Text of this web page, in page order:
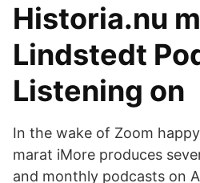
Historia.nu
Lindstedt
Listening on
In the wake of Zoom
marat iMore produces
and monthly podcasts on